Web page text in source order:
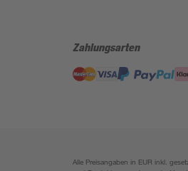
Zahlungsarten
Alle Preisangaben in EUR inkl.